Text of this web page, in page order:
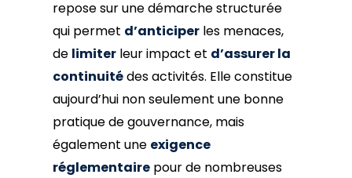
repose sur une démarche structurée
qui permet d’anticiper les menaces,
de limiter leur impact et d’assurer la
continuitédes activités. Elle constitue
aujourd’hui non seulement une bonne
pratique de gouvernance, mais
également une exigence
réglementaire pour de nombreuses